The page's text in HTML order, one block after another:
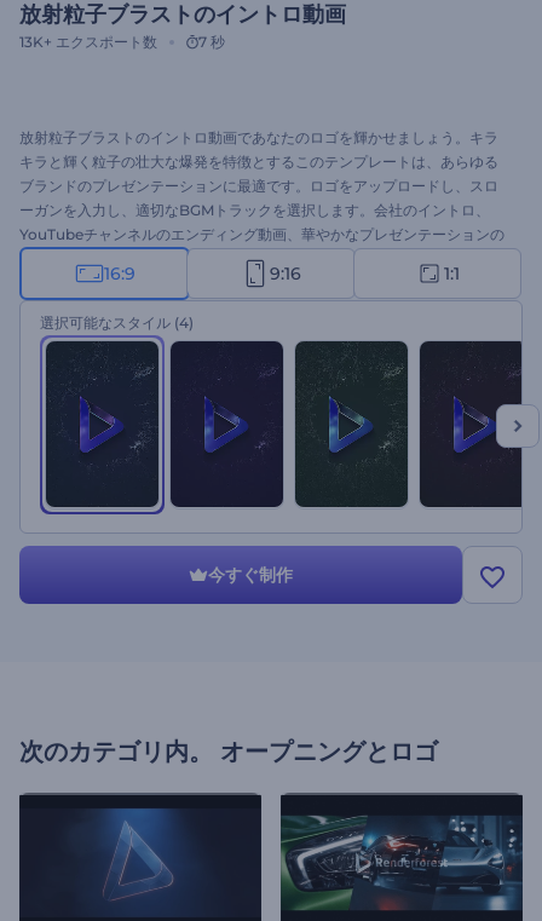
放射粒子ブラストのイントロ動画
13K+ エクスポート数 7 秒
放射粒子ブラストのイントロ動画であなたのロゴを輝かせましょう。キラ
キラと輝く粒子の壮大な爆発を特徴とするこのテンプレートは、あらゆる
ブランドのプレゼンテーションに最適です。ロゴをアップロードし、スロ
ーガンを入力し、適切なBGMトラックを選択します。会社のイントロ、
YouTubeチャンネルのエンディング動画、華やかなプレゼンテーションの
オープニング、プロモビデオなどに最適です。今すぐ作成して、あなたの
ブランドを印象的なものにしましょう！
16:9 9:16 1:1
選択可能なスタイル (4)
今すぐ制作
次のカテゴリ内。 オープニングとロゴ